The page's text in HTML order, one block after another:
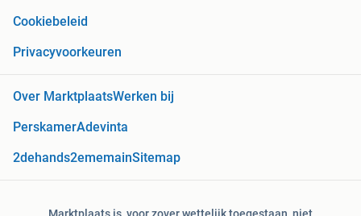
Cookiebeleid
Privacyvoorkeuren
Over MarktplaatsWerken bij
PerskamerAdevinta
2dehands2ememainSitemap